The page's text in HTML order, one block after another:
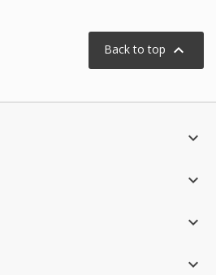
Back to top 



